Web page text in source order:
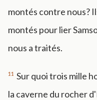
montés contre nous?
montés pour lier
nous a traités.
11 Sur quoi trois mille
la caverne du rocher